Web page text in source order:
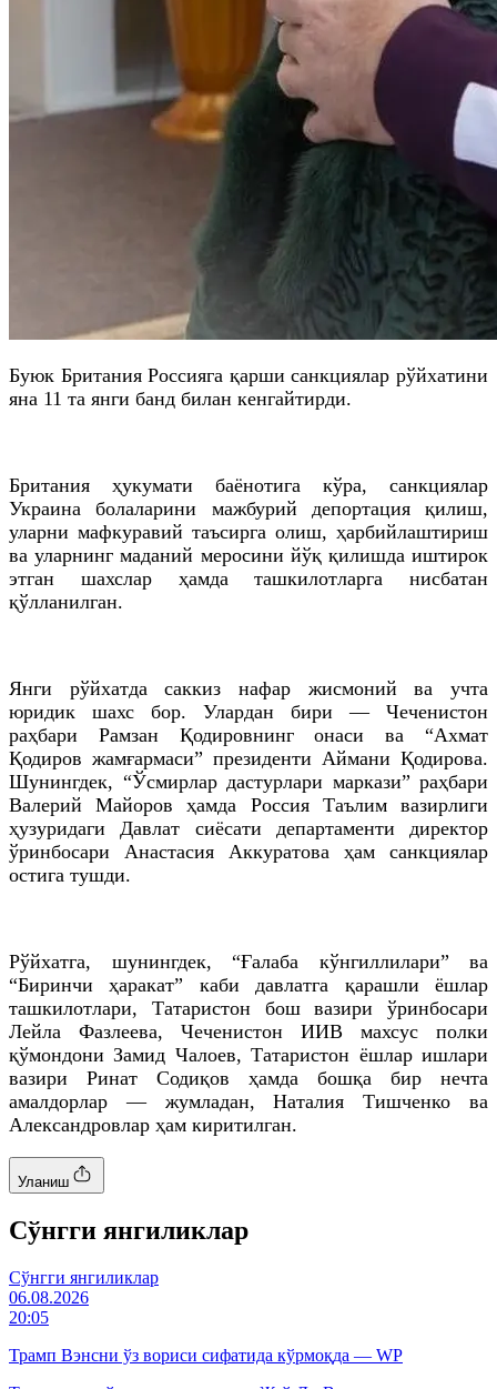
Буюк Британия Россияга қарши санкциялар рўйхатини
яна 11 та янги банд билан кенгайтирди.
Британия ҳукумати баёнотига кўра, санкциялар
Украина болаларини мажбурий депортация қилиш,
уларни мафкуравий таъсирга олиш, ҳарбийлаштириш
ва уларнинг маданий меросини йўқ қилишда иштирок
этган шахслар ҳамда ташкилотларга нисбатан
қўлланилган.
Янги рўйхатда саккиз нафар жисмоний ва учта
юридик шахс бор. Улардан бири — Чеченистон
раҳбари Рамзан Қодировнинг онаси ва “Ахмат
Қодиров жамғармаси” президенти Аймани Қодирова.
Шунингдек, “Ўсмирлар дастурлари маркази” раҳбари
Валерий Майоров ҳамда Россия Таълим вазирлиги
ҳузуридаги Давлат сиёсати департаменти директор
ўринбосари Анастасия Аккуратова ҳам санкциялар
остига тушди.
Рўйхатга, шунингдек, “Ғалаба кўнгиллилари” ва
“Биринчи ҳаракат” каби давлатга қарашли ёшлар
ташкилотлари, Татаристон бош вазири ўринбосари
Лейла Фазлеева, Чеченистон ИИВ махсус полки
қўмондони Замид Чалоев, Татаристон ёшлар ишлари
вазири Ринат Содиқов ҳамда бошқа бир нечта
амалдорлар — жумладан, Наталия Тишченко ва
Александровлар ҳам киритилган.
Уланиш
Cўнгги янгиликлар
Cўнгги янгиликлар
06.08.2026
20:05
Трамп Вэнсни ўз вориси сифатида кўрмоқда — WP